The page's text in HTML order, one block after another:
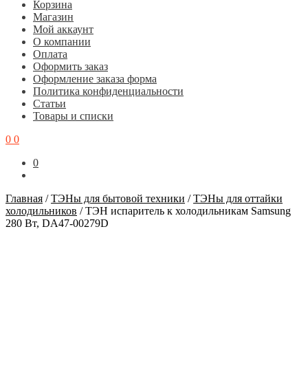
Корзина
Магазин
Мой аккаунт
О компании
Оплата
Оформить заказ
Оформление заказа форма
Политика конфиденциальности
Статьи
Товары и списки
0 0
0
Главная /ТЭНы для бытовой техники /ТЭНы для оттайки
холодильников /ТЭН испаритель к холодильникам Samsung
280 Вт, DA47-00279D